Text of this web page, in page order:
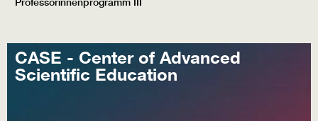
CASE - Center of Advanced
Scientific Education